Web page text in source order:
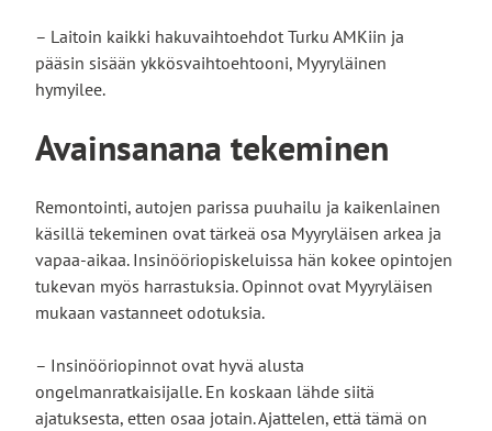
– Laitoin kaikki hakuvaihtoehdot Turku AMKiin ja
pääsin sisään ykkösvaihtoehtooni, Myyryläinen
hymyilee.
Avainsanana tekeminen
Remontointi, autojen parissa puuhailu ja kaikenlainen
käsillä tekeminen ovat tärkeä osa Myyryläisen arkea ja
vapaa-aikaa. Insinööriopiskeluissa hän kokee opintojen
tukevan myös harrastuksia. Opinnot ovat Myyryläisen
mukaan vastanneet odotuksia.
– Insinööriopinnot ovat hyvä alusta
ongelmanratkaisijalle. En koskaan lähde siitä
ajatuksesta, etten osaa jotain. Ajattelen, että tämä on